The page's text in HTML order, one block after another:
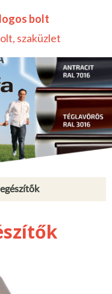
bolt
szaküzlet